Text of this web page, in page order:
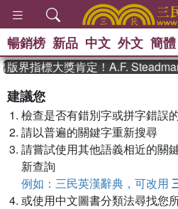
史是一
獎 臺灣漫
登輝時代
暢銷榜 新品 中文 外文 簡體
界指標大獎肯定！A.F.
建議您
檢查是否有錯別字或拼字錯誤
請以普遍的關鍵字重新搜尋
請嘗試使用其他語義相近的關
新查詢
例如：三民英漢辭典，可改用
或使用中文圖書分類法尋找您